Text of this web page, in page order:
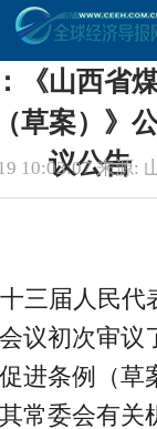
《山西省
草案）》
议公告
10:03:07 来源:
三届人民代
议初次审议
进条例（草
常委会有关